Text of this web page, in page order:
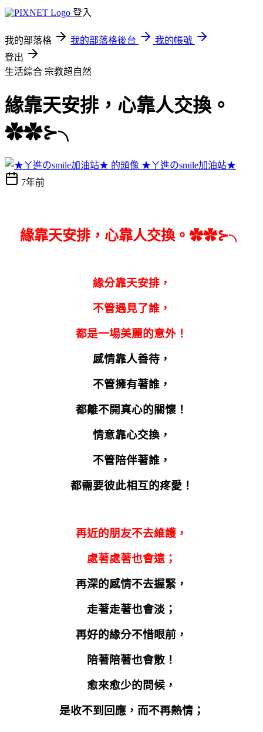
登入
我的部落格 我的部落格後台
我的帳號
登出
生活綜合 宗教超自然
緣靠天安排，心靠人交換。
✿✿⊱╮
★ㄚ進のsmile加油站★
7年前
緣靠天安排，心靠人交換。✿✿⊱╮
緣分靠天安排，
不管遇見了誰，
都是一場美麗的意外！
感情靠人善待，
不管擁有著誰，
都離不開真心的關懷！
情意靠心交換，
不管陪伴著誰，
都需要彼此相互的疼愛！
再近的朋友不去維護，
處著處著也會遠；
再深的感情不去握緊，
走著走著也會淡；
再好的緣分不惜眼前，
陪著陪著也會散！
愈來愈少的問候，
是收不到回應，而不再熱情；